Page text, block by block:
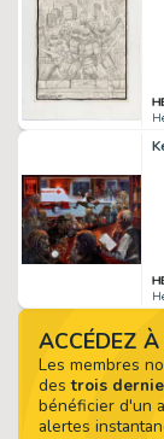
ACCÉDEZ À
Les membres
destrois
bénéficier d'un
alertes